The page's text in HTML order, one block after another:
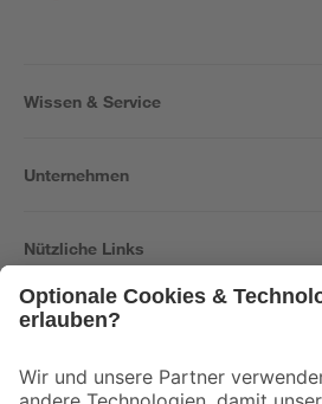
Wissen & Service
Unternehmen
Nützliche Links
Der toom Newsletter: Keine Angebote und